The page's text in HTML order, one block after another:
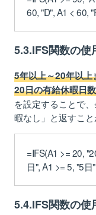
60, "D", A1 < 60,
5.3.IFS関数の
5年以上～20年以
20日の有給休暇日
を設定することで
暇なし」と返すこと
=IFS(A1 >= 20,
日", A1 >= 5, "5
5.4.IFS関数の